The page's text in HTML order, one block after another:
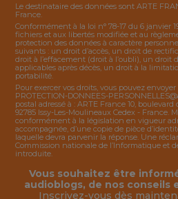
Le destinataire des données sont ARTE
France.
Conformément à la loi n° 78-17 du 6 janvier
fichiers et aux libertés modifiée et au
protection des données à caractère
suivants : un droit d’accès, un droit de
droit à l’effacement (droit à l’oubli), un droit
applicables après décès, un droit à la
portabilité.
Pour exercer vos droits, vous pouvez
PROTECTION-DONNEES-
postal adressé à : ARTE France 10, boulevard
92785 Issy-Les-Moulineaux Cedex - France.
conformément à la législation en vigueur
accompagnée, d’une copie de pièce
laquelle devra parvenir la réponse. Une
Commission nationale de l’Informatique et
introduite.
Vous souhaitez être
audioblogs, de nos conseils
Inscrivez-vous dès